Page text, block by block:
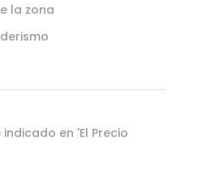
la zona
en 'El Precio